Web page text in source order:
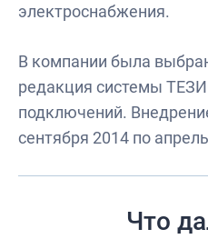
электроснабжения.
В компании была
редакция системы
подключений.
сентября 2014 по
Что